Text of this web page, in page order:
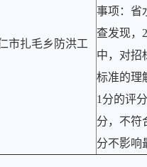
市扎毛乡防洪工
事项：省
查发现，
中，对招
标准的理
1分的评
分，不符
分不影响